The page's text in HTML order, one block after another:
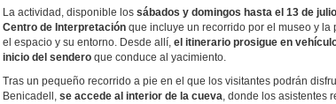
La actividad, disponible los sábados y domingos hasta el 13 de julio
Centro de Interpretación que incluye un recorrido por el museo y
el espacio y su entorno. Desde allí, el itinerario prosigue en
inicio del sendero que conduce al yacimiento.
Tras un pequeño recorrido a pie en el que los visitantes podrán
Benicadell, se accede al interior de la cueva, donde los asistentes